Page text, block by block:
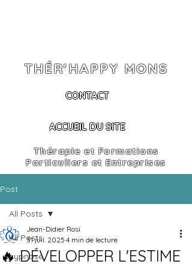
THÉR'HAPPY MONS
Thérapie et Formations
Particuliers et Entreprises
ACCUEIL DU SITE
CONTACT
Post
All Posts
hypnose
All Posts
🔥 DÉVELOPPER L'ESTIME
Jean-Didier Rosi
31 juil. 2025 4 min de lecture